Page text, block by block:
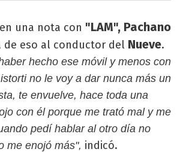
una nota con "LAM", Pachano
de eso al conductor del Nueve.
hecho ese móvil y menos con
no le voy a dar nunca más un
te envuelve, hace toda una
con él porque me trató mal y me
pedí hablar al otro día no
me enojó más", indicó.